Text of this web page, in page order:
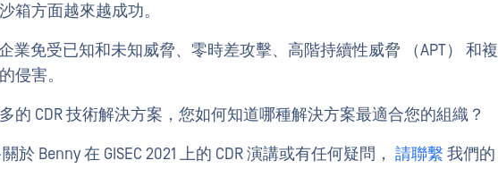
箱方面越來越成功。
業免受已知和未知威脅、零時差攻擊、高階持續性威脅 （APT） 和複
侵害。
的 CDR 技術解決方案，您如何知道哪種解決方案最適合您的組織？
Benny 在 GISEC 2021 上的 CDR 演講或有任何疑問， 請聯繫 我們的